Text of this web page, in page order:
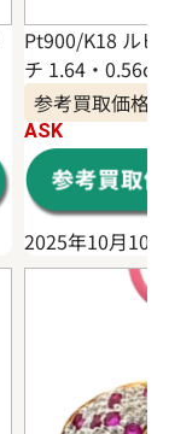
Pt900/K18 ルビ
チ 1.64・0.56ct
参考買取価格
ASK
2025年10月10